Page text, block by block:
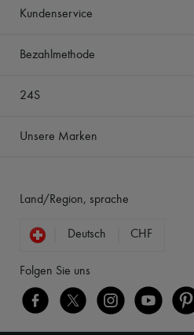
Kundenservice
Bezahlmethode
24S
Unsere Marken
Land/Region, sprache
Deutsch CHF
Folgen Sie uns